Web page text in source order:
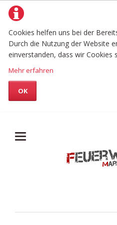
Cookies helfen uns bei der
Durch die Nutzung der Website
einverstanden, dass wir Cookies
Mehr erfahren
OK